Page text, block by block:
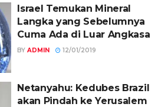
Israel Temukan Mineral
Langka yang Sebelumnya
Cuma Ada di Luar Angkasa
BY ADMIN 12/01/2019
Netanyahu: Kedubes Brazil
akan Pindah ke Yerusalem